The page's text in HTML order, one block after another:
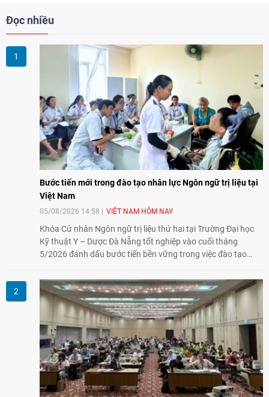
Đọc nhiều
Bước tiến mới trong đào tạo nhân lực Ngôn ngữ trị liệu tại
Việt Nam
05/08/2026 14:58 VIỆT NAM HÔM NAY
Khóa Cử nhân Ngôn ngữ trị liệu thứ hai tại Trường Đại học
Kỹ thuật Y – Dược Đà Nẵng tốt nghiệp vào cuối tháng
5/2026 đánh dấu bước tiến bền vững trong việc đào tạo
tại Việt Nam.